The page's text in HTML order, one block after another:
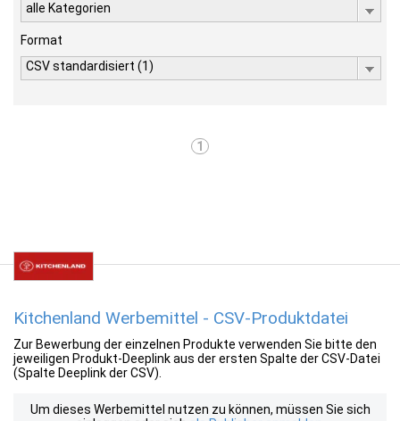
alle Kategorien
Format
CSV standardisiert (1)
1
Kitchenland Werbemittel - CSV-Produktdatei
Zur Bewerbung der einzelnen Produkte verwenden Sie bitte den
jeweiligen Produkt-Deeplink aus der ersten Spalte der CSV-Datei
(Spalte Deeplink der CSV).
Um dieses Werbemittel nutzen zu können, müssen Sie sich